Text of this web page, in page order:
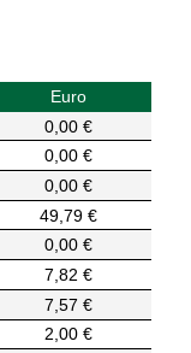
Euro
0,00 €
0,00 €
0,00 €
49,79 €
0,00 €
7,82 €
7,57 €
2,00 €